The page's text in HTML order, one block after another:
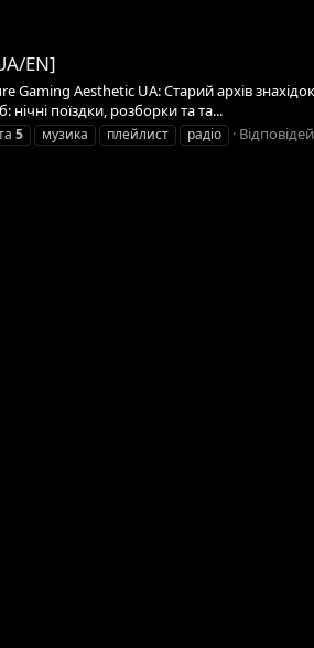
EN]
Aesthetic UA: Старий архів
поїздки, розборки та та...
5 музика плейлист радіо